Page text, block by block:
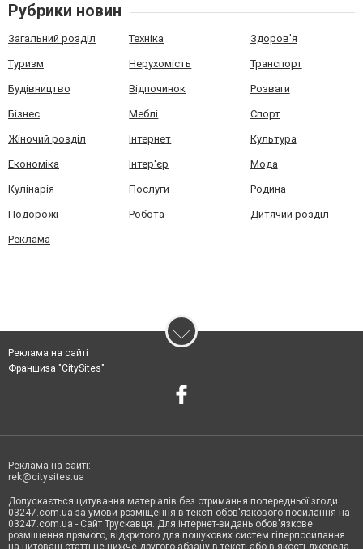
Рубрики новин
Загальний розділ Техніка Здоров'я
Туризм Нерухомість Транспорт
Будівництво Відпочинок Розваги
Бізнес Меблі Спорт
Жіночий розділ Інтернет Культура
Економіка Інтер'єр Мода
Кулінарія Послуги Родина
Подорожі Робота Дитячий розділ
Реклама
Реклама на сайті
Франшиза "CitySites"
Реклама на сайті:
rek@citysites.ua
Допускається цитування матеріалів без отримання попередньої згоди
03247.com.ua за умови розміщення в тексті обов'язкового посилання на
03247.com.ua - Сайт Трускавця. Для інтернет-видань обов'язкове
розміщення прямого, відкритого для пошукових систем гіперпосилання